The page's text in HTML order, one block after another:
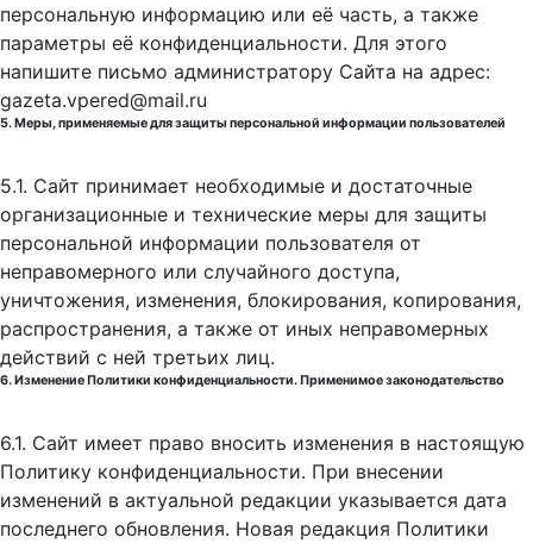
персональную информацию или её часть, а также
параметры её конфиденциальности. Для этого
напишите письмо администратору Сайта на адрес:
gazeta.vpered@mail.ru
5. Меры, применяемые для защиты персональной информации пользователей
5.1. Сайт принимает необходимые и достаточные
организационные и технические меры для защиты
персональной информации пользователя от
неправомерного или случайного доступа,
уничтожения, изменения, блокирования, копирования,
распространения, а также от иных неправомерных
действий с ней третьих лиц.
6. Изменение Политики конфиденциальности. Применимое законодательство
6.1. Сайт имеет право вносить изменения в настоящую
Политику конфиденциальности. При внесении
изменений в актуальной редакции указывается дата
последнего обновления. Новая редакция Политики